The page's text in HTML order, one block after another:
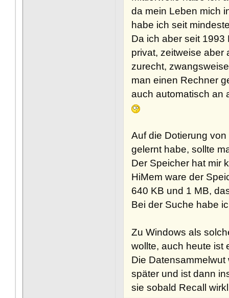
da mein Leben mich
habe ich seit
Da ich aber seit
privat, zeitweise aber
zurecht,
man einen Rechner
auch automatisch an
Auf die Dotierung
gelernt habe, sollte
Der Speicher hat mir
HiMem ware der
640 KB und 1 MB,
Bei der Suche habe
Zu Windows als
wollte, auch heute ist
Die
später und ist dann
sie sobald Recall